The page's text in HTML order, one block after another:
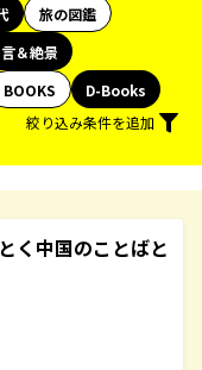
旅の図鑑
＆絶景
BOOKS
D-Books
絞り込み条件を追加
く中国のことばと